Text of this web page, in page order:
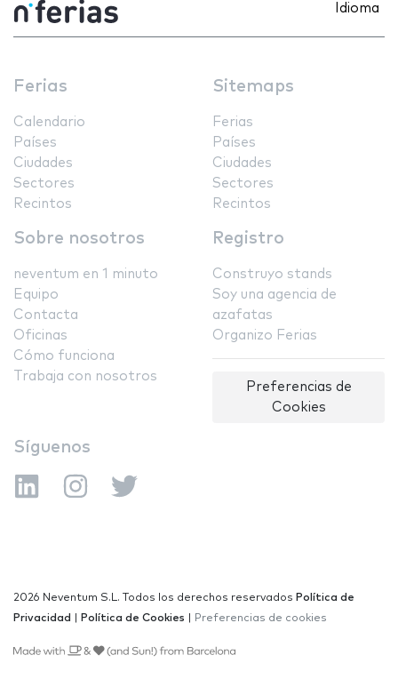
Idioma
Ferias
Calendario
Países
Ciudades
Sectores
Recintos
Sitemaps
Ferias
Países
Ciudades
Sectores
Recintos
Sobre nosotros
neventum en 1 minuto
Equipo
Contacta
Oficinas
Cómo funciona
Trabaja con nosotros
Registro
Construyo stands
Soy una agencia de
azafatas
Organizo Ferias
Preferencias de
Cookies
Síguenos
2026 Neventum S.L. Todos los derechos reservados Política de
Privacidad
Política de Cookies Preferencias de cookies